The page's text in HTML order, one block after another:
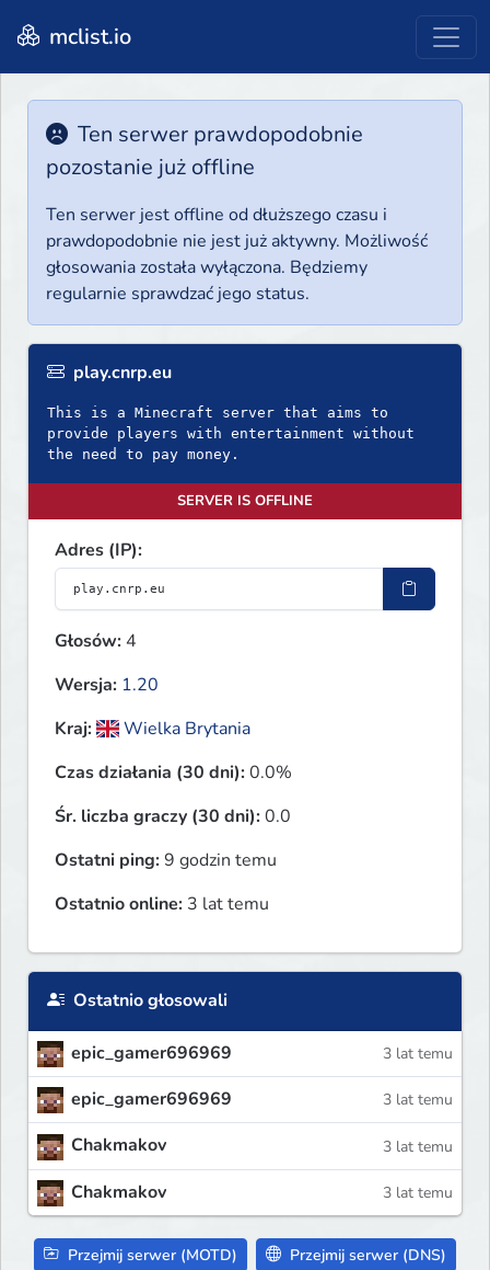
mclist.io
Ten serwer prawdopodobnie
pozostanie już offline
Ten serwer jest offline od dłuższego czasu i
prawdopodobnie nie jest już aktywny. Możliwość
głosowania została wyłączona. Będziemy
regularnie sprawdzać jego status.
play.cnrp.eu
This is a Minecraft server that aims to
provide players with entertainment without
the need to pay money.
SERVER IS OFFLINE
Adres (IP):
Głosów: 4
Wersja: 1.20
Kraj:
Wielka Brytania
Czas działania (30 dni):0.0%
Śr. liczba graczy (30 dni):0.0
Ostatni ping:9 godzin temu
Ostatnio online: 3 lat temu
Ostatnio głosowali
epic_gamer696969 3 lat temu
epic_gamer696969 3 lat temu
Chakmakov 3 lat temu
Chakmakov 3 lat temu
Przejmij serwer (MOTD) Przejmij serwer (DNS)